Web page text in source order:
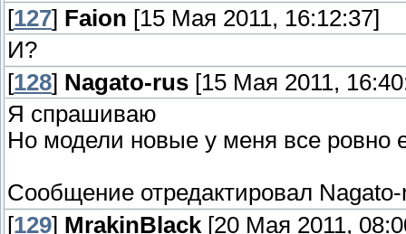
[127] Faion [15 Мая 2011, 16:12:37]
И?
[128] Nagato-rus [15 Мая 2011,
Я спрашиваю
Но модели новые у меня все ровно
Сообщение отредактировал
[129] MrakinBlack [20 Мая 2011,